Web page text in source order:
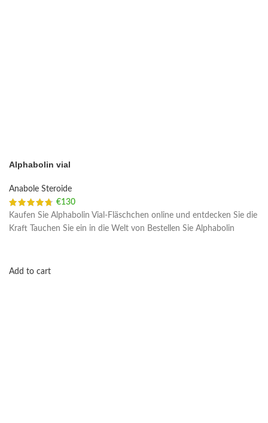
Alphabolin vial
Anabole Steroide
€130
Kaufen Sie Alphabolin Vial-Fläschchen online und entdecken Sie die
Kraft Tauchen Sie ein in die Welt von Bestellen Sie Alphabolin
Add to cart